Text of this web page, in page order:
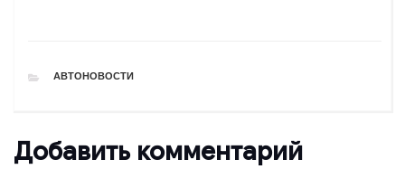
РУБРИКИ
АВТОНОВОСТИ
Добавить комментарий